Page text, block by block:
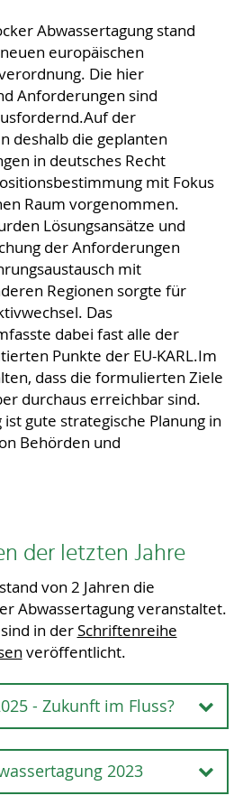
Abwassertagung stand
europäischen
Die hier
Anforderungen sind
der
deshalb die geplanten
in deutsches Recht
mit Fokus
Raum vorgenommen.
Lösungsansätze und
der Anforderungen
mit
Regionen sorgte für
Das
dabei fast alle der
Punkte der EU-KARL.Im
dass die formulierten Ziele
durchaus erreichbar sind.
gute strategische Planung in
Behörden und
der letzten Jahre
von 2 Jahren die
Abwassertagung veranstaltet.
in der Schriftenreihe
veröffentlicht.
- Zukunft im Fluss?
2025 - Zukunft im
2023